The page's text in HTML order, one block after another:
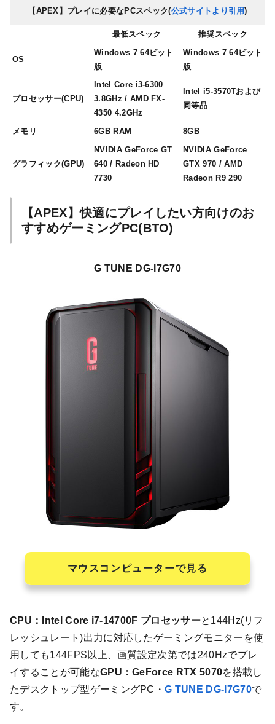
【APEX】プレイに必要なPCスペック(公式サイトより引用)
最低スペック 推奨スペック
OS
Windows 7 64ビット
版
Windows 7 64ビット
版
プロセッサー(CPU)
Intel Core i3-6300
3.8GHz / AMD FX-
4350 4.2GHz
Intel i5-3570Tおよび
同等品
メモリ 6GB RAM 8GB
グラフィック(GPU)
NVIDIA GeForce GT
640 / Radeon HD
7730
NVIDIA GeForce
GTX 970 / AMD
Radeon R9 290
【APEX】快適にプレイしたい方向けのお
すすめゲーミングPC(BTO)
G TUNE DG-I7G70
マウスコンピューターで見る
CPU：Intel Core i7-14700F プロセッサーと144Hz(リフ
レッシュレート)出力に対応したゲーミングモニターを使
用しても144FPS以上、画質設定次第では240Hzでプレ
イすることが可能なGPU：GeForce RTX 5070を搭載し
たデスクトップ型ゲーミングPC・G TUNE DG-I7G70で
す。